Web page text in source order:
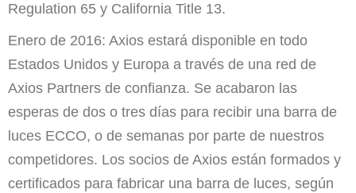
Regulation 65 y California Title 13.
Enero de 2016: Axios estará disponible en todo
Estados Unidos y Europa a través de una red de
Axios Partners de confianza. Se acabaron las
esperas de dos o tres días para recibir una barra de
luces ECCO, o de semanas por parte de nuestros
competidores. Los socios de Axios están formados y
certificados para fabricar una barra de luces, según